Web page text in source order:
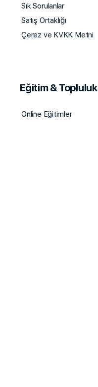
Sık Sorulanlar
Satış Ortaklığı
Çerez ve KVKK Metni
Eğitim & Topluluk
Online Eğitimler